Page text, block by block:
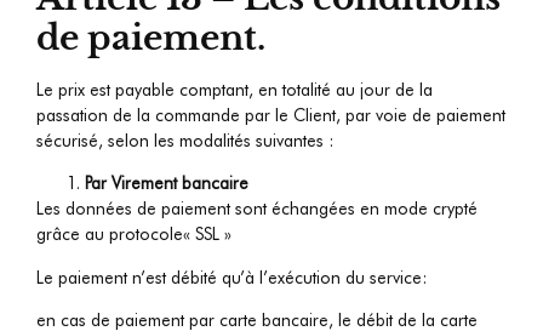
de paiement.
Le prix est payable comptant, en totalité au jour de la
passation de la commande par le Client, par voie de paiement
sécurisé, selon les modalités suivantes :
Par Virement bancaire
Les données de paiement sont échangées en mode crypté
grâce au protocole« SSL »
Le paiement n’est débité qu’à l’exécution du service:
en cas de paiement par carte bancaire, le débit de la carte